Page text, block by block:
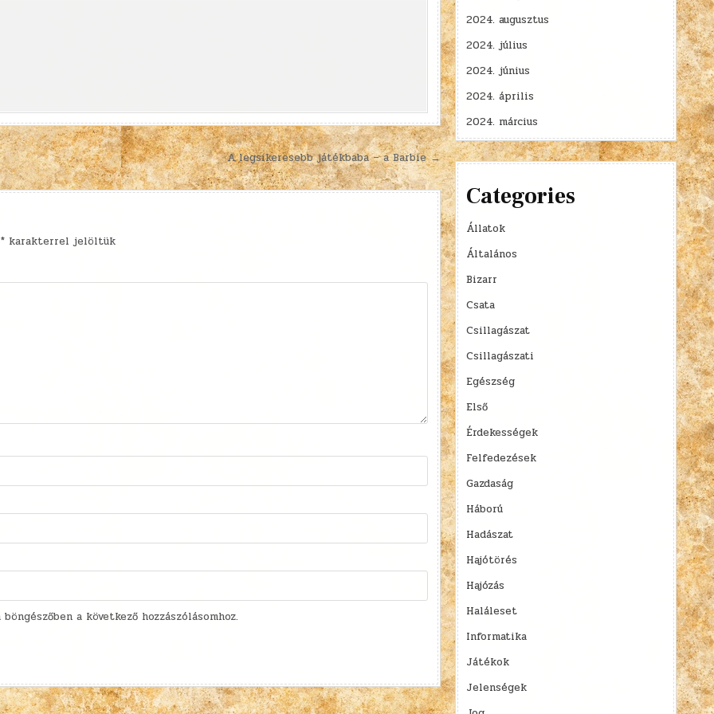
A legsikeresebb játékbaba – a Barbie →
* karakterrel jelöltük
a következő hozzászólásomhoz.
2024. augusztus
2024. július
2024. június
2024. április
2024. március
Categories
Állatok
Általános
Bizarr
Csata
Csillagászat
Csillagászati
Egészség
Első
Érdekességek
Felfedezések
Gazdaság
Háború
Hadászat
Hajótörés
Hajózás
Haláleset
Informatika
Játékok
Jelenségek